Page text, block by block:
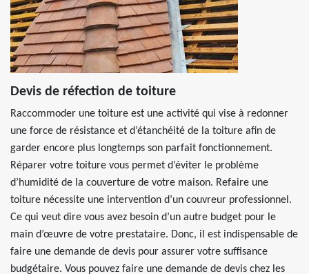
Devis de réfection de toiture
Raccommoder une toiture est une activité qui vise à redonner
une force de résistance et d’étanchéité de la toiture afin de
garder encore plus longtemps son parfait fonctionnement.
Réparer votre toiture vous permet d’éviter le problème
d’humidité de la couverture de votre maison. Refaire une
toiture nécessite une intervention d’un couvreur professionnel.
Ce qui veut dire vous avez besoin d’un autre budget pour le
main d’œuvre de votre prestataire. Donc, il est indispensable de
faire une demande de devis pour assurer votre suffisance
budgétaire. Vous pouvez faire une demande de devis chez les